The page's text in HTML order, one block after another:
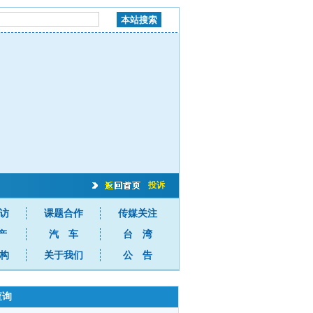
投诉
课题合作
传媒关注
汽 车
台 湾
关于我们 公 告
询